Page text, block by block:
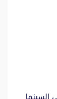
السينما